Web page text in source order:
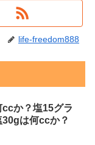
life-freedom888
か？塩15グラ
は何ccか？